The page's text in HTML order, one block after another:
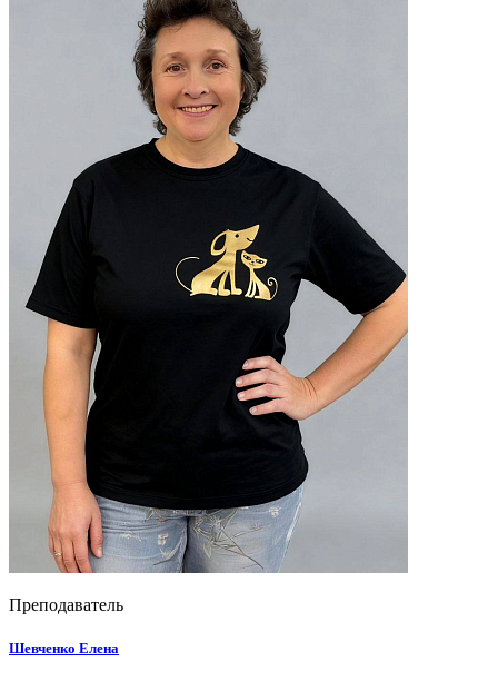
Преподаватель
Шевченко Елена